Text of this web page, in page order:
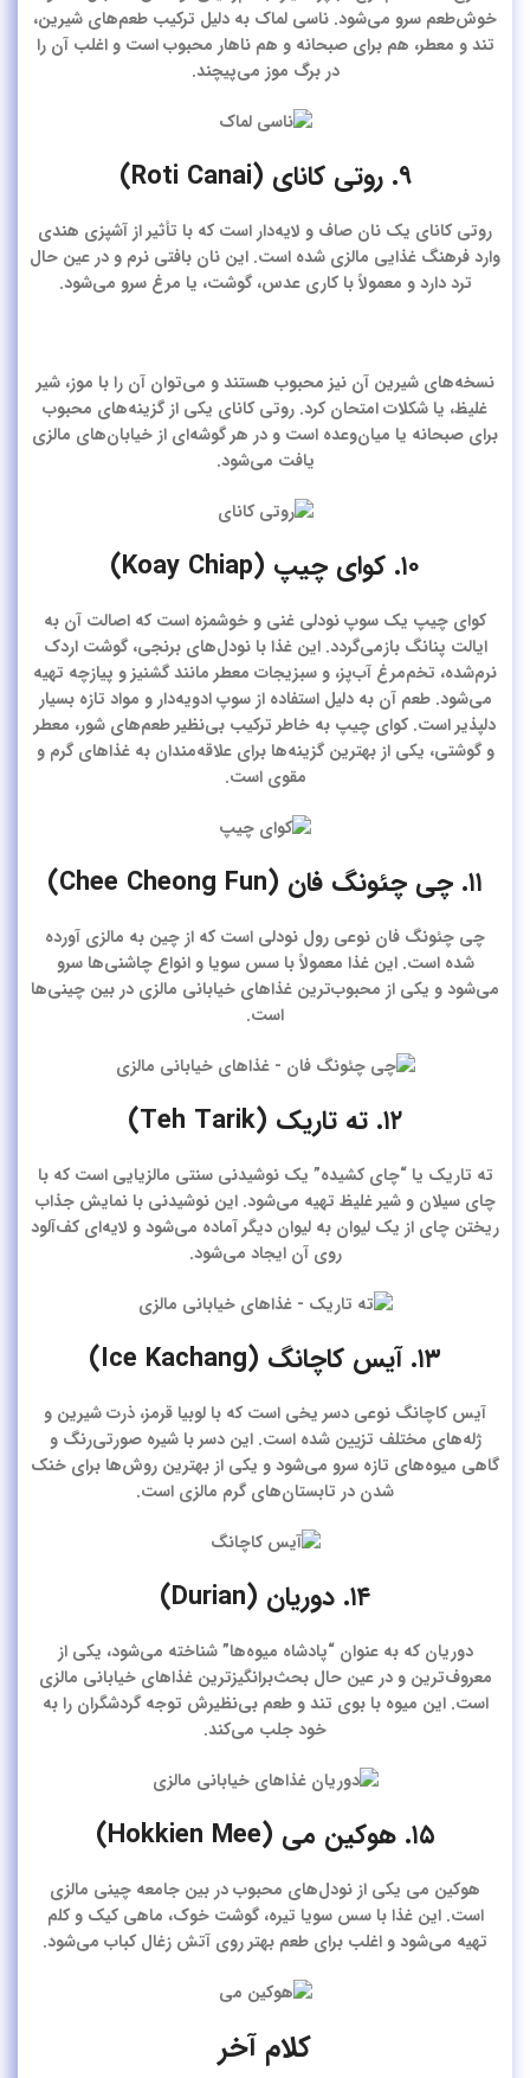
خوش‌طعم سرو می‌شود. ناسی لماک به دلیل ترکیب طعم‌های شیرین،
تند و معطر، هم برای صبحانه و هم ناهار محبوب است و اغلب آن را
در برگ موز می‌پیچند.
۹. روتی کانای (Roti Canai)
روتی کانای یک نان صاف و لایه‌دار است که با تأثیر از آشپزی هندی
وارد فرهنگ غذایی مالزی شده است. این نان بافتی نرم و در عین حال
ترد دارد و معمولاً با کاری عدس، گوشت، یا مرغ سرو می‌شود.
نسخه‌های شیرین آن نیز محبوب هستند و می‌توان آن را با موز، شیر
غلیظ، یا شکلات امتحان کرد. روتی کانای یکی از گزینه‌های محبوب
برای صبحانه یا میان‌وعده است و در هر گوشه‌ای از خیابان‌های مالزی
یافت می‌شود.
۱۰. کوای چیپ (Koay Chiap)
کوای چیپ یک سوپ نودلی غنی و خوشمزه است که اصالت آن به
ایالت پنانگ بازمی‌گردد. این غذا با نودل‌های برنجی، گوشت اردک
نرم‌شده، تخم‌مرغ آب‌پز، و سبزیجات معطر مانند گشنیز و پیازچه تهیه
می‌شود. طعم آن به دلیل استفاده از سوپ ادویه‌دار و مواد تازه بسیار
دلپذیر است. کوای چیپ به خاطر ترکیب بی‌نظیر طعم‌های شور، معطر
و گوشتی، یکی از بهترین گزینه‌ها برای علاقه‌مندان به غذاهای گرم و
مقوی است.
۱۱. چی چئونگ فان (Chee Cheong Fun)
چی چئونگ فان نوعی رول نودلی است که از چین به مالزی آورده
شده است. این غذا معمولاً با سس سویا و انواع چاشنی‌ها سرو
می‌شود و یکی از محبوب‌ترین غذاهای خیابانی مالزی در بین چینی‌ها
است.
۱۲. ته تاریک (Teh Tarik)
ته تاریک یا “چای کشیده” یک نوشیدنی سنتی مالزیایی است که با
چای سیلان و شیر غلیظ تهیه می‌شود. این نوشیدنی با نمایش جذاب
ریختن چای از یک لیوان به لیوان دیگر آماده می‌شود و لایه‌ای کف‌آلود
روی آن ایجاد می‌شود.
۱۳. آیس کاچانگ (Ice Kachang)
آیس کاچانگ نوعی دسر یخی است که با لوبیا قرمز، ذرت شیرین و
ژله‌های مختلف تزیین شده است. این دسر با شیره صورتی‌رنگ و
گاهی میوه‌های تازه سرو می‌شود و یکی از بهترین روش‌ها برای خنک
شدن در تابستان‌های گرم مالزی است.
۱۴. دوریان (Durian)
دوریان که به عنوان “پادشاه میوه‌ها” شناخته می‌شود، یکی از
معروف‌ترین و در عین حال بحث‌برانگیزترین غذاهای خیابانی مالزی
است. این میوه با بوی تند و طعم بی‌نظیرش توجه گردشگران را به
خود جلب می‌کند.
۱۵. هوکین می (Hokkien Mee)
هوکین می یکی از نودل‌های محبوب در بین جامعه چینی مالزی
است. این غذا با سس سویا تیره، گوشت خوک، ماهی کیک و کلم
تهیه می‌شود و اغلب برای طعم بهتر روی آتش زغال کباب می‌شود.
کلام آخر